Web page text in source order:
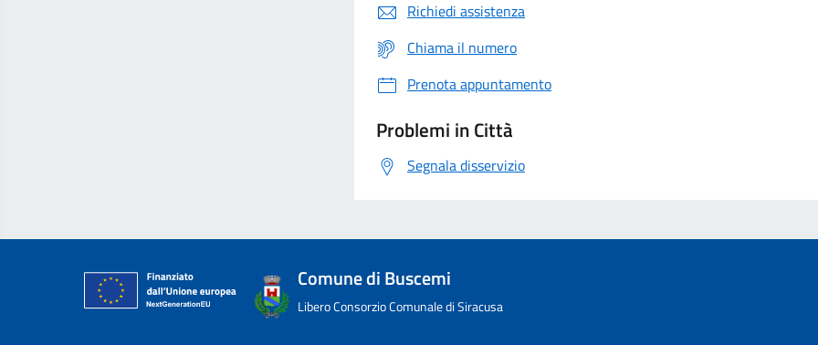
Richiedi assistenza
Chiama il numero
Prenota appuntamento
Problemi in Città
Segnala disservizio
Comune di Buscemi
Libero Consorzio Comunale di Siracusa